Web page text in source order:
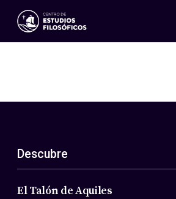
Eventos
ES
EN
Acerca de nosotros
Miembros
Descubre
El Talón de Aquiles